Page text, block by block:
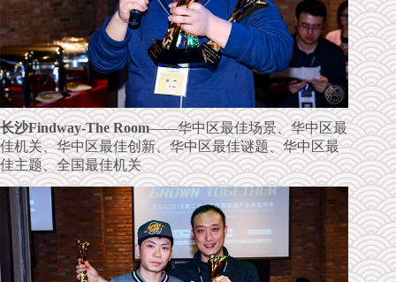
长沙Findway-The Room——华中区最佳场景、华中区最
佳机关、华中区最佳创新、华中区最佳谜题、华中区最
佳主题、全国最佳机关